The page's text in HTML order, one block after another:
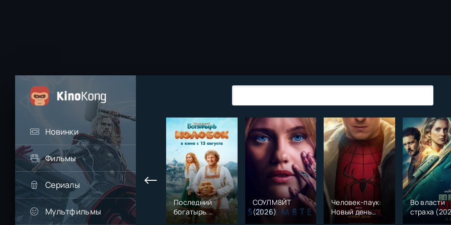
Новинки
Фильмы
Сериалы
Мультфильмы
Последний
богатырь.
Колобок (2026)
СОУЛМ8ЙТ
(2026)
Человек-паук:
Новый день
(2026)
Во власти
страха